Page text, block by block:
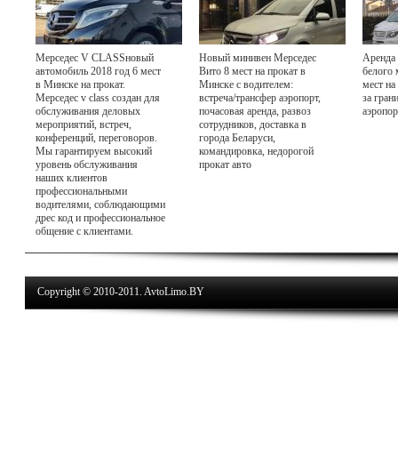
Мерседес V CLASSновый
автомобиль 2018 год 6 мест
в Минске на прокат.
Мерседес v class создан для
обслуживания деловых
мероприятий, встреч,
конференций, переговоров.
Мы гарантируем высокий
уровень обслуживания
наших клиентов
профессиональными
водителями, соблюдающими
дрес код и профессиональное
общение с клиентами.
Новый минивен Мерседес
Вито 8 мест на прокат в
Минске с водителем:
встреча/трансфер аэропорт,
почасовая аренда, развоз
сотрудников, доставка в
города Беларуси,
командировка, недорогой
прокат авто
Аренда
белого
мест на
за
Copyright © 2010-2011. AvtoLimo.BY